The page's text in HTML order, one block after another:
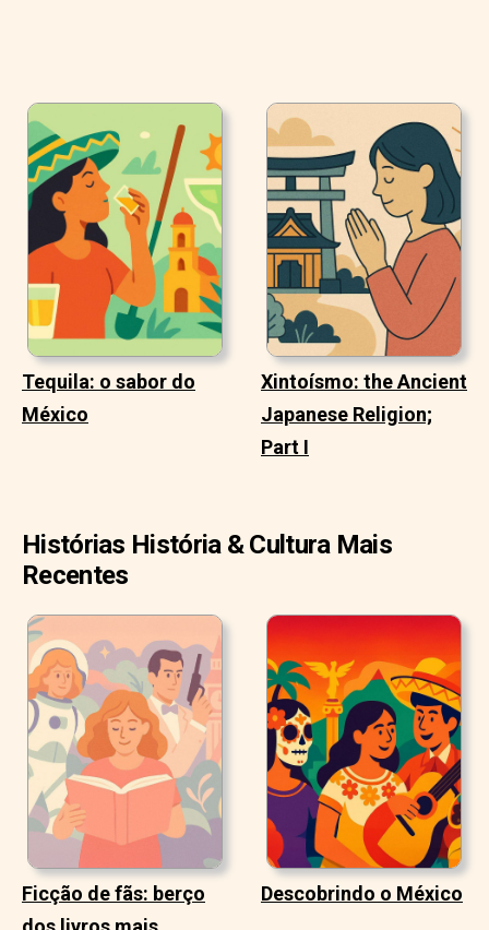
Tequila: o sabor do
México
Xintoísmo: the Ancient
Japanese Religion;
Part I
Histórias História & Cultura Mais
Recentes
Ficção de fãs: berço
Descobrindo o México